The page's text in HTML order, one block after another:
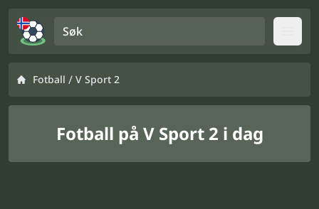
Fotball / V Sport 2
Fotball på V Sport 2 i dag